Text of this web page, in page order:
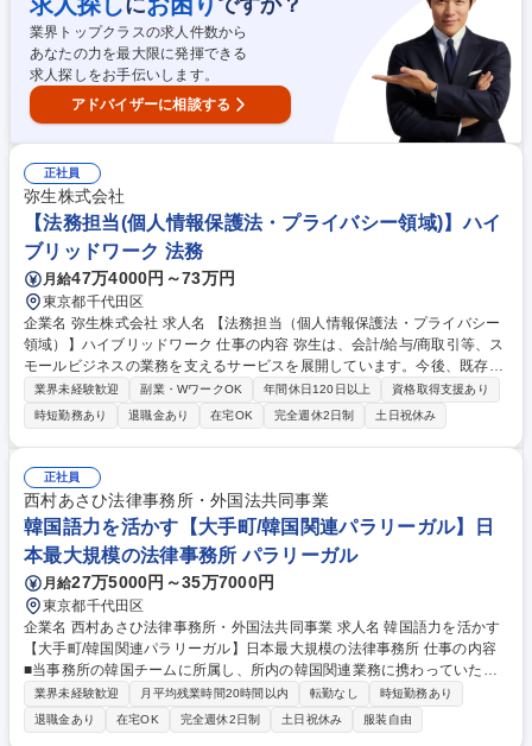
当業務の変更はありません。ただし、本人の希望や適性に応じ、変更が生
じる場合もあります。 【キャリアパス】経験を積んだ後は複数の秘書の育
成も担うリーダーとしてご活躍いただけます 募集職種 【弁護士秘書】創
業120年超の老舗事務所/年休129日/残業月10H以下/英語力歓迎
業界トップクラスの求人件数から
あなたの力を最大限に発揮できる
求人探しをお手伝いします。
アドバイザーに相談する
正社員
弥生株式会社
【法務担当(個人情報保護法・プライバシー領域)】ハイ
ブリッドワーク 法務
月給47万4000円～73万円
東京都千代田区
企業名 弥生株式会社 求人名 【法務担当（個人情報保護法・プライバシー
領域）】ハイブリッドワーク 仕事の内容 弥生は、会計/給与/商取引等、ス
モールビジネスの業務を支えるサービスを展開しています。今後、既存サ
ービスの拡大に加え、AIやデータを活用した新規事業/新機能の検討、M&
A/PMI、アライアンス等の取り組みが進む 中で、個人情報の取扱いを含む
法務面からの支援が益々重要になっています。 本ポジションでは個人情報
保護法対応を主軸に、法令調査/助言、プライバシー影響評価(PIA)に基づ
くサービス/プロダクトの適法性設計/実装支援、利用規約/プライバシーポ
リシー等の作成/レビューを担います。 また、契約書レビュー、M&A/PM
I、新規事業/アライアンス対応、その他事業運営に関する各種法務相談
等、企業法務全般についても担当します。 募集職種 【法務担当（個人情
報保護法・プライバシー領域）】ハイブリッドワーク
業界未経験歓迎 副業・WワークOK 年間休日120日以上
資格取得支援あり
時短勤務あり
退職金あり 在宅OK 完全週休2日制 土日祝休み
正社員
西村あさひ法律事務所・外国法共同事業
韓国語力を活かす【大手町/韓国関連パラリーガル】日
本最大規模の法律事務所 パラリーガル
月給27万5000円～35万7000円
東京都千代田区
企業名 西村あさひ法律事務所・外国法共同事業 求人名 韓国語力を活かす
【大手町/韓国関連パラリーガル】日本最大規模の法律事務所 仕事の内容
■当事務所の韓国チームに所属し、所内の韓国関連業務に携わっていただ
きます。日韓・韓日翻訳の他、韓国に関わる様々なリサーチ等を担当して
いただきます。 【魅力】■国際総合法律事務所において、翻訳業務のみな
らず、韓国の法律や政策、制度への理解を深め、専門性を高められる環境
業界未経験歓迎 月平均残業時間20時間以内 転勤なし
時短勤務あり
退職金あり
在宅OK 完全週休2日制 土日祝休み 服装自由